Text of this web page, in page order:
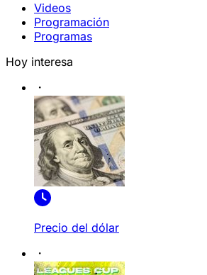
Videos
Programación
Programas
Hoy interesa
Precio del dólar